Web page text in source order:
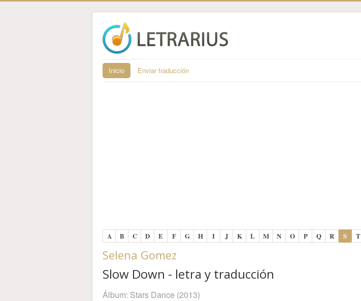
Inicio Enviar traducción
A B C D E F G H I J K L M N O P Q R S T
Selena Gomez
Slow Down - letra y traducción
Álbum: Stars Dance (2013)